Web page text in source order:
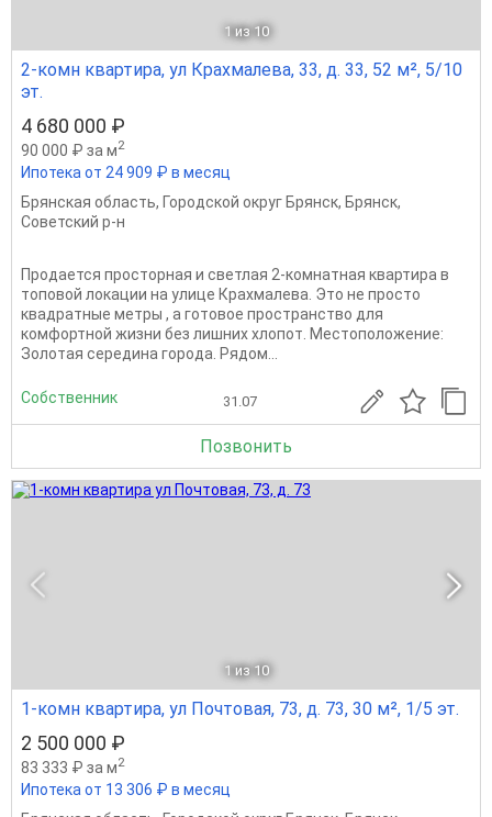
1 из 10
2-комн квартира, ул Крахмалева, 33, д. 33, 52 м², 5/10
эт.
4 680 000 ₽
90 000 ₽ за м2
Ипотека от 24 909 ₽ в месяц
Брянская область, Городской округ Брянск, Брянск,
Советский р-н
Продается просторная и светлая 2-комнатная квартира в
топовой локации на улице Крахмалева. Это не просто
квадратные метры , а готовое пространство для
комфортной жизни без лишних хлопот. Местоположение:
Золотая середина города. Рядом...
Собственник 31.07
Позвонить
1 из 10
1-комн квартира, ул Почтовая, 73, д. 73, 30 м², 1/5 эт.
2 500 000 ₽
83 333 ₽ за м2
Ипотека от 13 306 ₽ в месяц